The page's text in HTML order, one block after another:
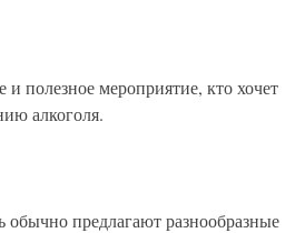
и полезное мероприятие, кто хочет
алкоголя.
обычно предлагают разнообразные